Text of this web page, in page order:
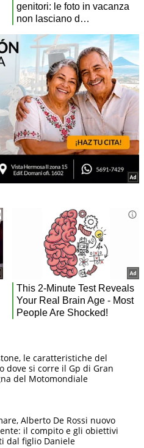
le caratteristiche del
dove si corre il Gp di Gran
del Motomondiale
Alberto De Rossi nuovo
il compito e gli obiettivi
dal figlio Daniele